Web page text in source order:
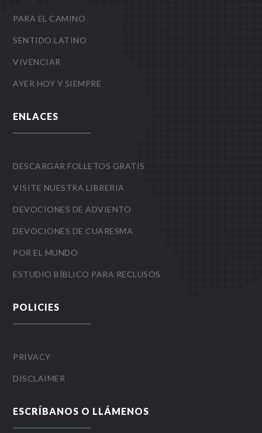
PARA EL CAMINO
SENTIDO LATINO
VIVENCIAR
AYER HOY Y SIEMPRE
ENLACES
DESCARGAR FOLLETOS GRATIS
VISITE NUESTRA LIBRERIA
DEVOCIONES DE ADVIENTO
DEVOCIONES DE CUARESMA
POR EL MUNDO
ESTUDIO BÍBLICO PARA RECLUSOS
POLICIES
PRIVACY
DISCLAIMER
ESCRÍBANOS O LLÁMENOS